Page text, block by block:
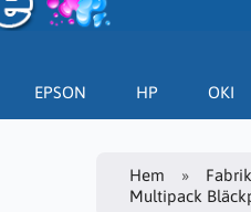
EPSON HP OKI
Hem
Multipack